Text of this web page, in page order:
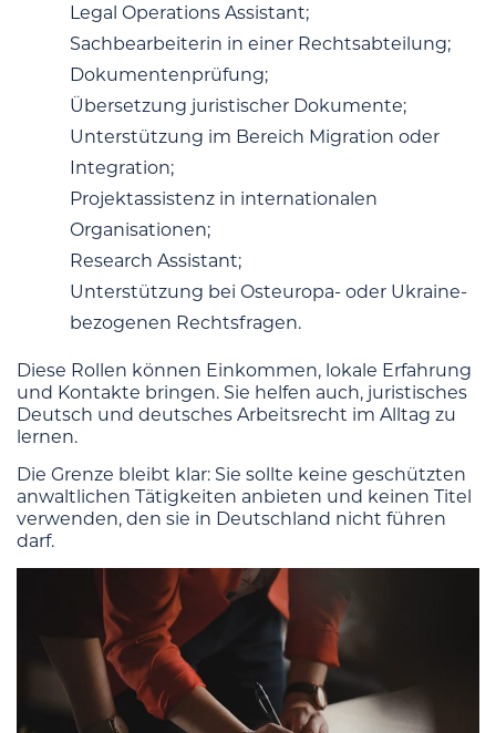
Legal Operations Assistant;
Sachbearbeiterin in einer Rechtsabteilung;
Dokumentenprüfung;
Übersetzung juristischer Dokumente;
Unterstützung im Bereich Migration oder
Integration;
Projektassistenz in internationalen
Organisationen;
Research Assistant;
Unterstützung bei Osteuropa- oder Ukraine-
bezogenen Rechtsfragen.
Diese Rollen können Einkommen, lokale Erfahrung
und Kontakte bringen. Sie helfen auch, juristisches
Deutsch und deutsches Arbeitsrecht im Alltag zu
lernen.
Die Grenze bleibt klar: Sie sollte keine geschützten
anwaltlichen Tätigkeiten anbieten und keinen Titel
verwenden, den sie in Deutschland nicht führen
darf.